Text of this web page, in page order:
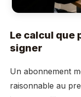
Le calcul que
signer
Un abonnement
raisonnable au